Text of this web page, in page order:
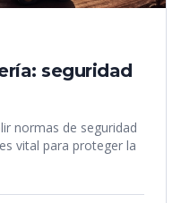
seguridad
normas de seguridad
vital para proteger la